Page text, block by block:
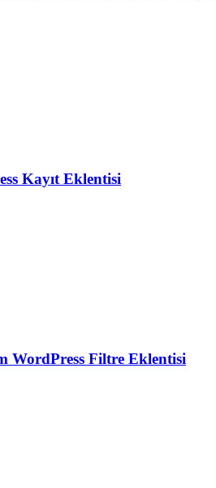
Kayıt Eklentisi
WordPress Filtre Eklentisi